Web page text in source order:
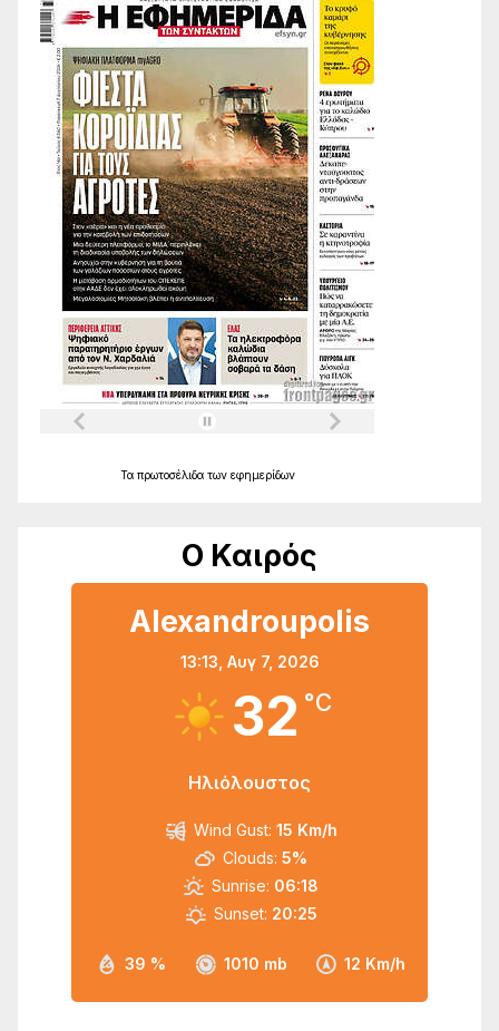
Τα πρωτοσέλιδα των εφημερίδων
Ο Καιρός
Alexandroupolis
13:13, Αυγ 7, 2026
32 °C
Ηλιόλουστος
39 % 1010 mb 12 Km/h
Wind Gust: 15 Km/h
Clouds: 5%
Sunrise: 06:18
Sunset: 20:25